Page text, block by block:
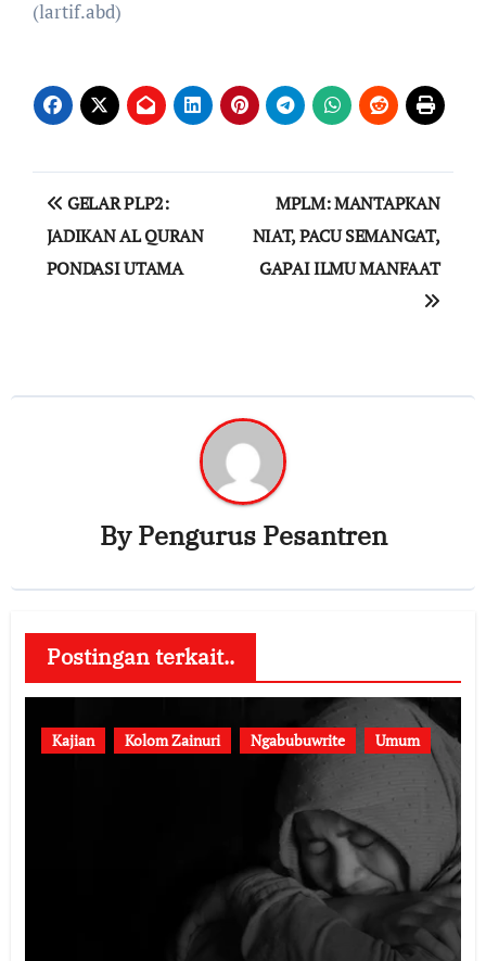
(lartif.abd)
Navigasi
pos
GELAR PLP2:
JADIKAN AL QURAN
PONDASI UTAMA
MPLM: MANTAPKAN
NIAT, PACU SEMANGAT,
GAPAI ILMU MANFAAT
ByPengurus Pesantren
Postingan terkait..
Kajian Kolom Zainuri Ngabubuwrite Umum